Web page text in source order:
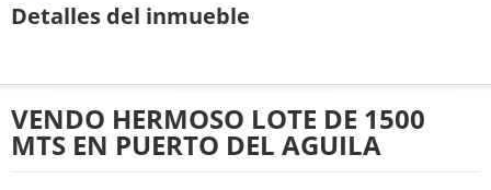
Detalles del inmueble
VENDO HERMOSO LOTE DE 1500
MTS EN PUERTO DEL AGUILA